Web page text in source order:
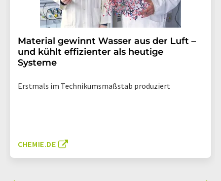
Material gewinnt Wasser aus der Luft –
und kühlt effizienter als heutige
Systeme
Erstmals im Technikumsmaßstab produziert
CHEMIE.DE